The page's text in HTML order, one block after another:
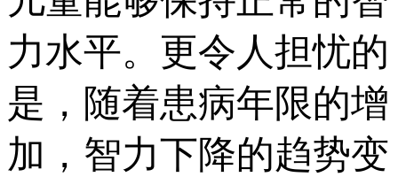
力水平。更令人担忧的
是，随着患病年限的增
加，智力下降的趋势变